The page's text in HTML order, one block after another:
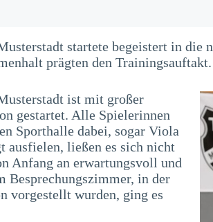
startete begeistert in die
prägten den Trainingsauftakt.
ist mit großer
gestartet. Alle Spielerinnen
Sporthalle dabei, sogar Viola
ausfielen, ließen es sich nicht
Anfang an erwartungsvoll und
Besprechungszimmer, in der
vorgestellt wurden, ging es